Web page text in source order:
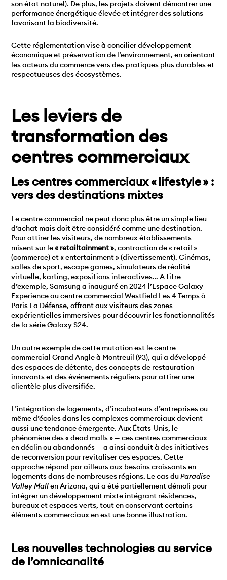
son état naturel). De plus, les projets doivent démontrer une
performance énergétique élevée et intégrer des solutions
favorisant la biodiversité.
Cette réglementation vise à concilier développement
économique et préservation de l’environnement, en orientant
les acteurs du commerce vers des pratiques plus durables et
respectueuses des écosystèmes.
Les leviers de
transformation des
centres commerciaux
Les centres commerciaux « lifestyle » :
vers des destinations mixtes
Le centre commercial ne peut donc plus être un simple lieu
d’achat mais doit être considéré comme une destination.
Pour attirer les visiteurs, de nombreux établissements
misent sur le« retailtainment », contraction de « retail »
(commerce) et « entertainment » (divertissement). Cinémas,
salles de sport, escape games, simulateurs de réalité
virtuelle, karting, expositions interactives… A titre
d’exemple, Samsung a inauguré en 2024 l’Espace Galaxy
Experience au centre commercial Westfield Les 4 Temps à
Paris La Défense, offrant aux visiteurs des zones
expérientielles immersives pour découvrir les fonctionnalités
de la série Galaxy S24.
Un autre exemple de cette mutation est le centre
commercial Grand Angleà Montreuil (93), qui a développé
des espaces de détente, des concepts de restauration
innovants et des événements réguliers pour attirer une
clientèle plus diversifiée.
L’intégration de logements, d’incubateurs d’entreprises ou
même d’écoles dans les complexes commerciaux devient
aussi une tendance émergente. Aux États-Unis, le
phénomène des « dead malls » — ces centres commerciaux
en déclin ou abandonnés — a ainsi conduit à des initiatives
de reconversion pour revitaliser ces espaces. Cette
approche répond par ailleurs aux besoins croissants en
logements dans de nombreuses régions. Le cas duParadise
Valley Mallen Arizona, qui a été partiellement démoli pour
intégrer un développement mixte intégrant résidences,
bureaux et espaces verts, tout en conservant certains
éléments commerciaux en est une bonne illustration.
Les nouvelles technologies au service
de l’omnicanalité